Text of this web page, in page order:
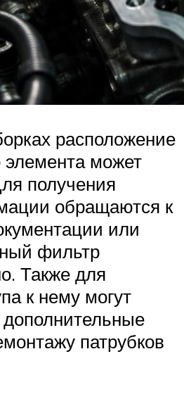
расположение
может
получения
обращаются к
или
фильтр
Также для
к нему могут
дополнительные
патрубков